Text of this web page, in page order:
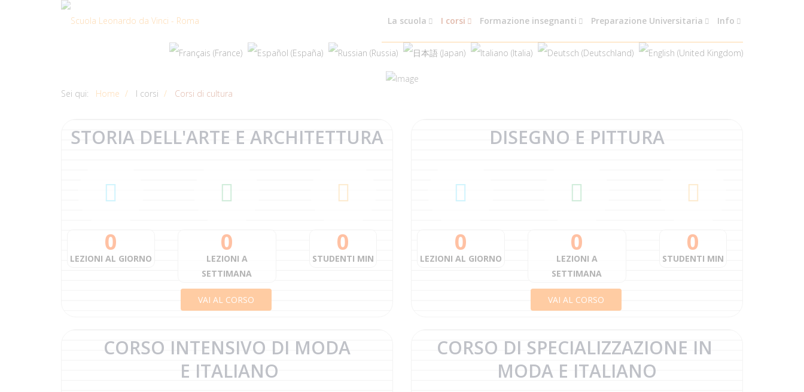
La scuola I corsi Formazione insegnanti Preparazione Universitaria Info
Sei qui: Home I corsi Corsi di cultura
STORIA DELL'ARTE E ARCHITETTURA
0
LEZIONI AL GIORNO
0
LEZIONI A
SETTIMANA
0
STUDENTI MIN
VAI AL CORSO
DISEGNO E PITTURA
0
LEZIONI AL GIORNO
0
LEZIONI A
SETTIMANA
0
STUDENTI MIN
VAI AL CORSO
CORSO INTENSIVO DI MODA
E ITALIANO
CORSO DI SPECIALIZZAZIONE IN
MODA E ITALIANO